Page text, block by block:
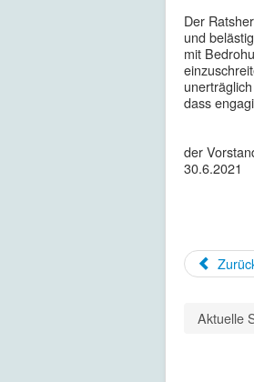
Der
und
mit
dass
der
30.6.2021
Aktuelle